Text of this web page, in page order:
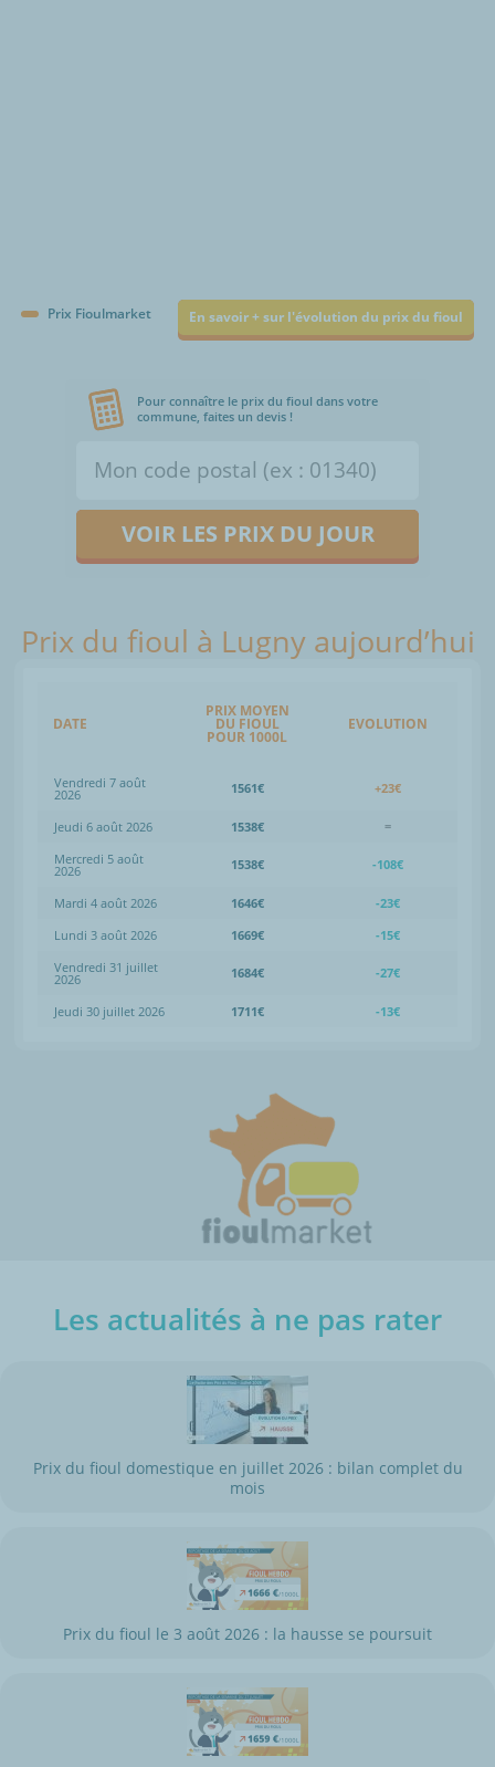
Prix Fioulmarket En savoir + sur l'évolution du prix du fioul
Pour connaître le prix du fioul dans votre
commune, faites un devis !
VOIR LES PRIX DU JOUR
Prix du fioul à Lugny aujourd’hui
DATE
PRIX MOYEN
DU FIOUL
POUR 1000L
EVOLUTION
Vendredi 7 août
2026 1561€ +23€
Jeudi 6 août 2026 1538€
=
Mercredi 5 août
2026 1538€ -108€
Mardi 4 août 2026 1646€
-23€
Lundi 3 août 2026
1669€
-15€
Vendredi 31 juillet
2026 1684€ -27€
Jeudi 30 juillet 2026 1711€ -13€
Les actualités à ne pas rater
Prix du fioul domestique en juillet 2026 : bilan complet du
mois
Prix du fioul le 3 août 2026 : la hausse se poursuit